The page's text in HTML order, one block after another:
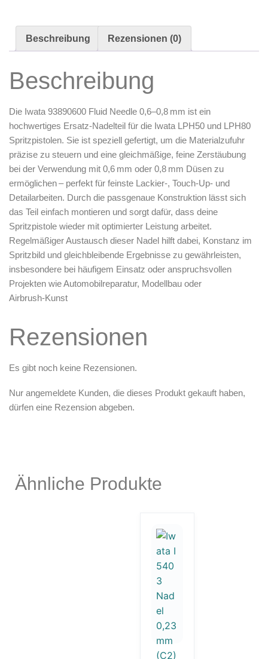
Schablonen & Templates
Oberflächenreiniger
Luftreinigung & Filter
Zubehör & Ausstattung
Arbeitsplatz & Zubehör
Leerbehälter & Mischzubehör
Spezialliteratur & Anleitungen
Gutscheine
X
Beschreibung Rezensionen (0)
Beschreibung
Die Iwata 93890600 Fluid Needle 0,6–0,8 mm ist ein
hochwertiges Ersatz‑Nadelteil für die Iwata LPH50 und LPH80
Spritzpistolen. Sie ist speziell gefertigt, um die Materialzufuhr
präzise zu steuern und eine gleichmäßige, feine Zerstäubung
bei der Verwendung mit 0,6 mm oder 0,8 mm Düsen zu
ermöglichen – perfekt für feinste Lackier‑, Touch‑Up‑ und
Detailarbeiten. Durch die passgenaue Konstruktion lässt sich
das Teil einfach montieren und sorgt dafür, dass deine
Spritzpistole wieder mit optimierter Leistung arbeitet.
Regelmäßiger Austausch dieser Nadel hilft dabei, Konstanz im
Spritzbild und gleichbleibende Ergebnisse zu gewährleisten,
insbesondere bei häufigem Einsatz oder anspruchsvollen
Projekten wie Automobilreparatur, Modellbau oder
Airbrush‑Kunst
Rezensionen
Es gibt noch keine Rezensionen.
Nur angemeldete Kunden, die dieses Produkt gekauft haben,
dürfen eine Rezension abgeben.
Ähnliche Produkte